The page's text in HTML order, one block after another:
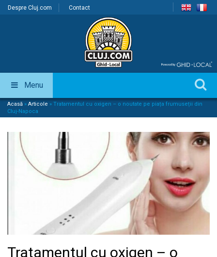
Despre Cluj.com Contact
Menu
Acasă » Articole » Tratamentul cu oxigen – o noutate pe piața frumuseții din
Cluj-Napoca
Tratamentul cu oxigen – o